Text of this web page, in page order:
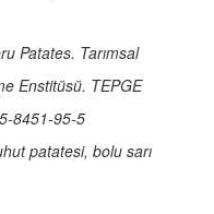
Patates. Tarımsal
Enstitüsü. TEPGE
8451-95-5
patatesi, bolu sarı